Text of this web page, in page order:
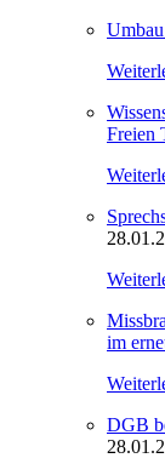
Freien
im
DGB